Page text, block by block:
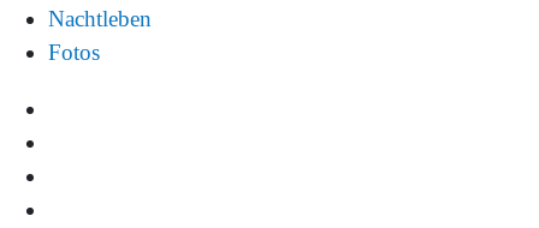
Nachtleben
Fotos